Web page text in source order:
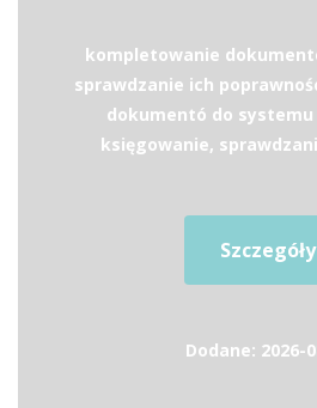
kompletowanie
sprawdzanie ich
dokumentó do
księgowanie,
Szczegóły
Dodane: 2026-